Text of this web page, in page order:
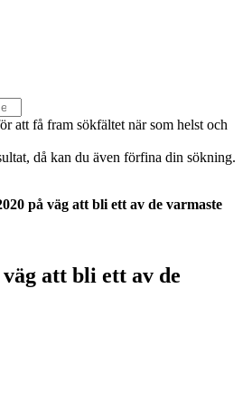
att få fram sökfältet när som helst och
då kan du även förfina din sökning.
på väg att bli ett av de varmaste
att bli ett av de